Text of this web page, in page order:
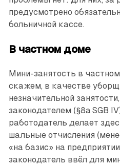
предусмотрено
больничной кассе.
В частном доме
Мини-занятость в
скажем, в качестве
незначительной
законодателем (§8a SGB
работодатель делает
шальные отчисления
«на базис» на
законодатель ввёл для